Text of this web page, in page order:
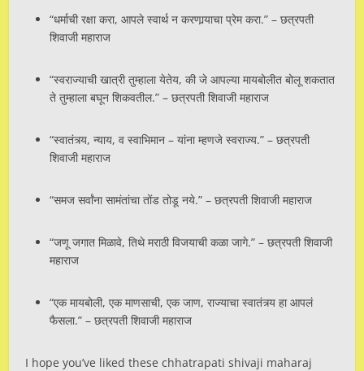
“धर्माची रक्षा करा, आपले स्वार्थ न करणार्‍याचा प्रेम करा.” – छत्रपती
शिवाजी महाराज
“स्वराज्याची खात्री तुम्हाला येतेय, की जे आपल्या मायबोलीत बोलू शकतात
ते तुम्हाला बघून शिकवतील.” – छत्रपती शिवाजी महाराज
“स्वातंत्र्य, न्याय, व स्वाभिमान – यांना म्हणजे स्वराज्य.” – छत्रपती
शिवाजी महाराज
“समज सर्वांना सामंतांचा तोंड तोडू नये.” – छत्रपती शिवाजी महाराज
“जणू जगात मिळावे, तिथे मराठी विजयाची कळा जागे.” – छत्रपती शिवाजी
महाराज
“एक मायबोली, एक माणसाची, एक जाण, राज्याचा स्वातंत्र्य हा आपलं
फैसला.” – छत्रपती शिवाजी महाराज
I hope you’ve liked these chhatrapati shivaji maharaj